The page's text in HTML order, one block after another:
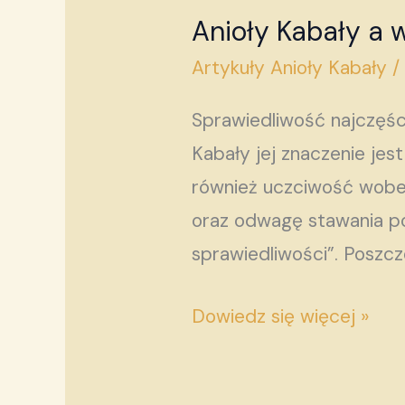
Anioły Kabały
Artykuły Anioły Kabały /
Sprawiedliwość
Kabały jej znaczenie
również uczciwość
oraz odwagę stawania
sprawiedliwości”.
Anioły
Kabały
wymiar
sprawiedliwości
Dowiedz się więcej »